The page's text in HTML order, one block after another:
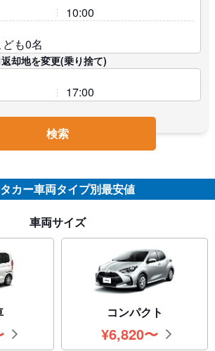
返却地を変更(乗り捨て)
検索
カー車両タイプ別最安値
車両サイズ
コンパクト
¥6,820円
〜